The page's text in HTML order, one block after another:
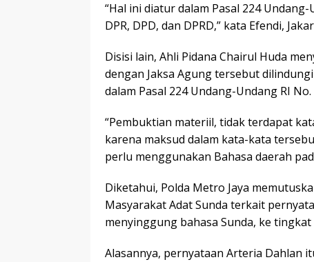
“Hal ini diatur dalam Pasal 224
DPR, DPD, dan DPRD,” kata Efendi,
Disisi lain, Ahli Pidana Chairul Huda
dengan Jaksa Agung tersebut
dalam Pasal 224 Undang-Undang RI
“Pembuktian materiil, tidak terdapat
karena maksud dalam kata-kata
perlu menggunakan Bahasa daerah
Diketahui, Polda Metro Jaya
Masyarakat Adat Sunda terkait
menyinggung bahasa Sunda, ke tingkat
Alasannya, pernyataan Arteria Dahlan